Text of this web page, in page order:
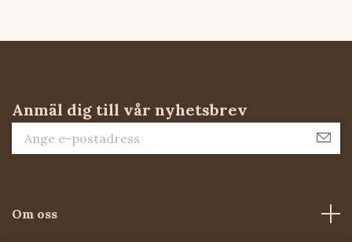
Anmäl dig till vår nyhetsbrev
Om oss